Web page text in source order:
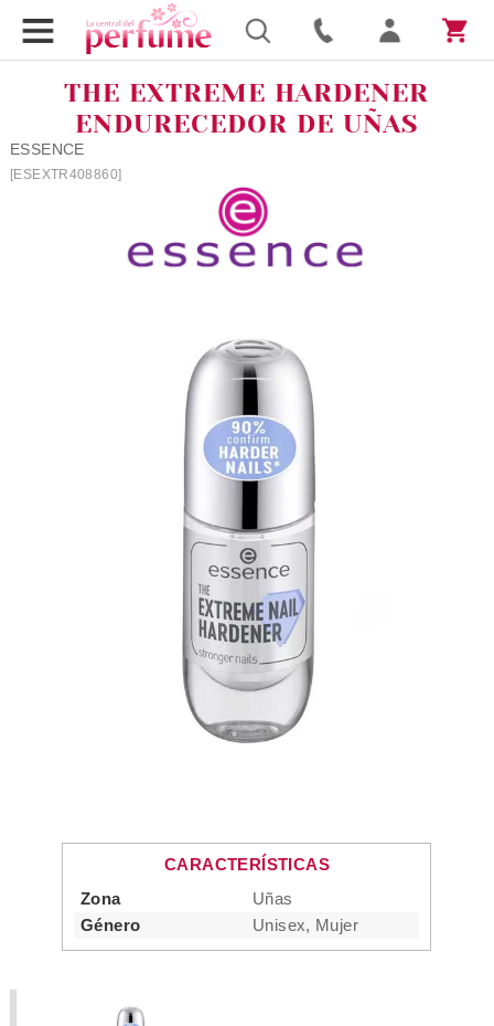
THE EXTREME HARDENER
ENDURECEDOR DE UÑAS
ESSENCE
[ESEXTR408860]
CARACTERÍSTICAS
Zona
Uñas
Género
Unisex, Mujer